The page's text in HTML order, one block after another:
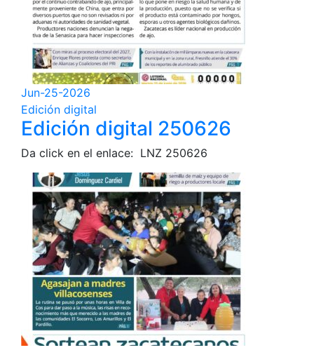
Jun-25-2026
Edición digital
Edición digital 250626
Da click en el enlace: LNZ 250626